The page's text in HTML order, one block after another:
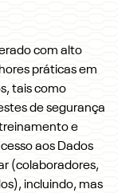
com alto
práticas em
tais como
de segurança
e
aos Dados
(colaboradores,
incluindo, mas